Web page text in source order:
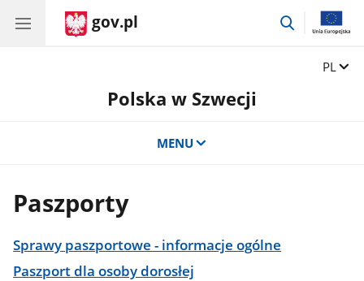
gov.pl
przejdź
Zmień
PL
Polska w Szwecji
MENU
Paszporty
Sprawy paszportowe - informacje ogólne
Paszport dla osoby dorosłej